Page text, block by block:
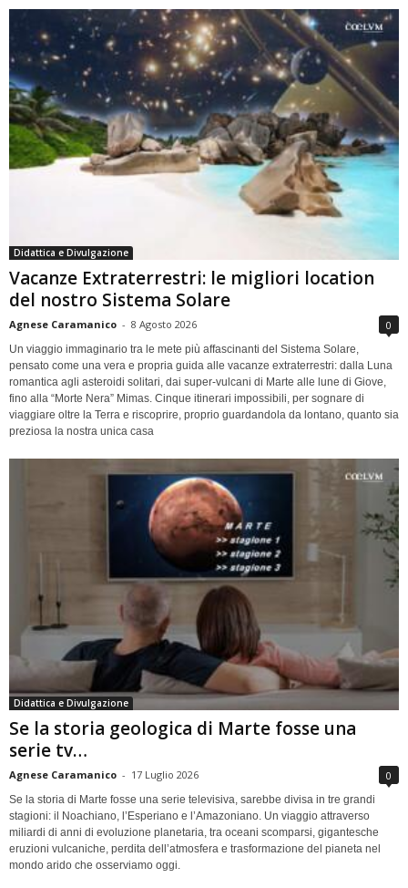
Didattica e Divulgazione
Vacanze Extraterrestri: le migliori location
del nostro Sistema Solare
Agnese Caramanico - 8 Agosto 2026 0
Un viaggio immaginario tra le mete più affascinanti del Sistema Solare,
pensato come una vera e propria guida alle vacanze extraterrestri: dalla Luna
romantica agli asteroidi solitari, dai super-vulcani di Marte alle lune di Giove,
fino alla “Morte Nera” Mimas. Cinque itinerari impossibili, per sognare di
viaggiare oltre la Terra e riscoprire, proprio guardandola da lontano, quanto sia
preziosa la nostra unica casa
Didattica e Divulgazione
Se la storia geologica di Marte fosse una
serie tv…
Agnese Caramanico - 17 Luglio 2026 0
Se la storia di Marte fosse una serie televisiva, sarebbe divisa in tre grandi
stagioni: il Noachiano, l’Esperiano e l’Amazoniano. Un viaggio attraverso
miliardi di anni di evoluzione planetaria, tra oceani scomparsi, gigantesche
eruzioni vulcaniche, perdita dell’atmosfera e trasformazione del pianeta nel
mondo arido che osserviamo oggi.